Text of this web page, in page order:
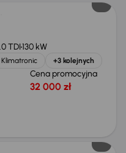
TDI130 kW
Klimatronic +3 kolejnych
Cena promocyjna
32 000 zł